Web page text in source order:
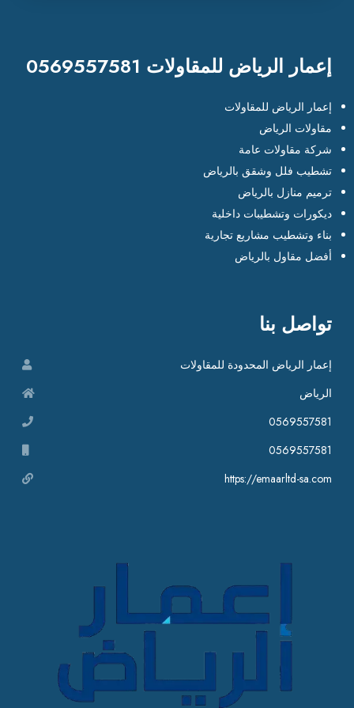
إعمار الرياض للمقاولات 0569557581
إعمار الرياض للمقاولات
مقاولات الرياض
شركة مقاولات عامة
تشطيب فلل وشقق بالرياض
ترميم منازل بالرياض
ديكورات وتشطيبات داخلية
بناء وتشطيب مشاريع تجارية
أفضل مقاول بالرياض
تواصل بنا
إعمار الرياض المحدودة للمقاولات
الرياض
0569557581
0569557581
https://emaarltd-sa.com